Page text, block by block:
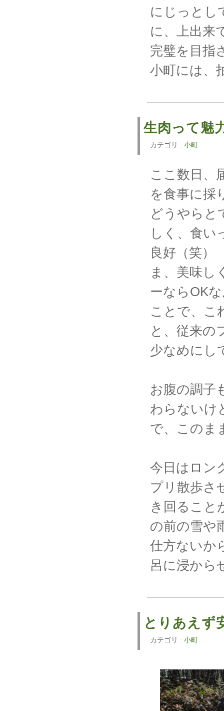
にじっとし
に、上出来
完璧を目指
小町には、
生肉って魅
カテゴリ : 小町
ここ数日、
を食事に採
どうやらと
しく、食い
良好（笑）
ま、美味し
ーならOK
ことで、こ
と、従来の
少なめにし
お腹の調子
わらないけ
で、このま
今日はロン
プリ散歩さ
き回ること
の前の雪や
仕方ないか
呂に浸から
とりあえ
カテゴリ : 小町